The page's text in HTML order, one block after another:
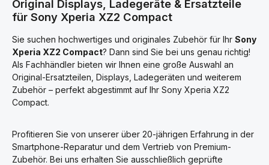
Original Displays, Ladegeräte & Ersatzteile
für Sony Xperia XZ2 Compact
Sie suchen hochwertiges und originales Zubehör für Ihr Sony
Xperia XZ2 Compact? Dann sind Sie bei uns genau richtig!
Als Fachhändler bieten wir Ihnen eine große Auswahl an
Original-Ersatzteilen, Displays, Ladegeräten und weiterem
Zubehör – perfekt abgestimmt auf Ihr Sony Xperia XZ2
Compact.
Profitieren Sie von unserer über 20-jährigen Erfahrung in der
Smartphone-Reparatur und dem Vertrieb von Premium-
Zubehör. Bei uns erhalten Sie ausschließlich geprüfte